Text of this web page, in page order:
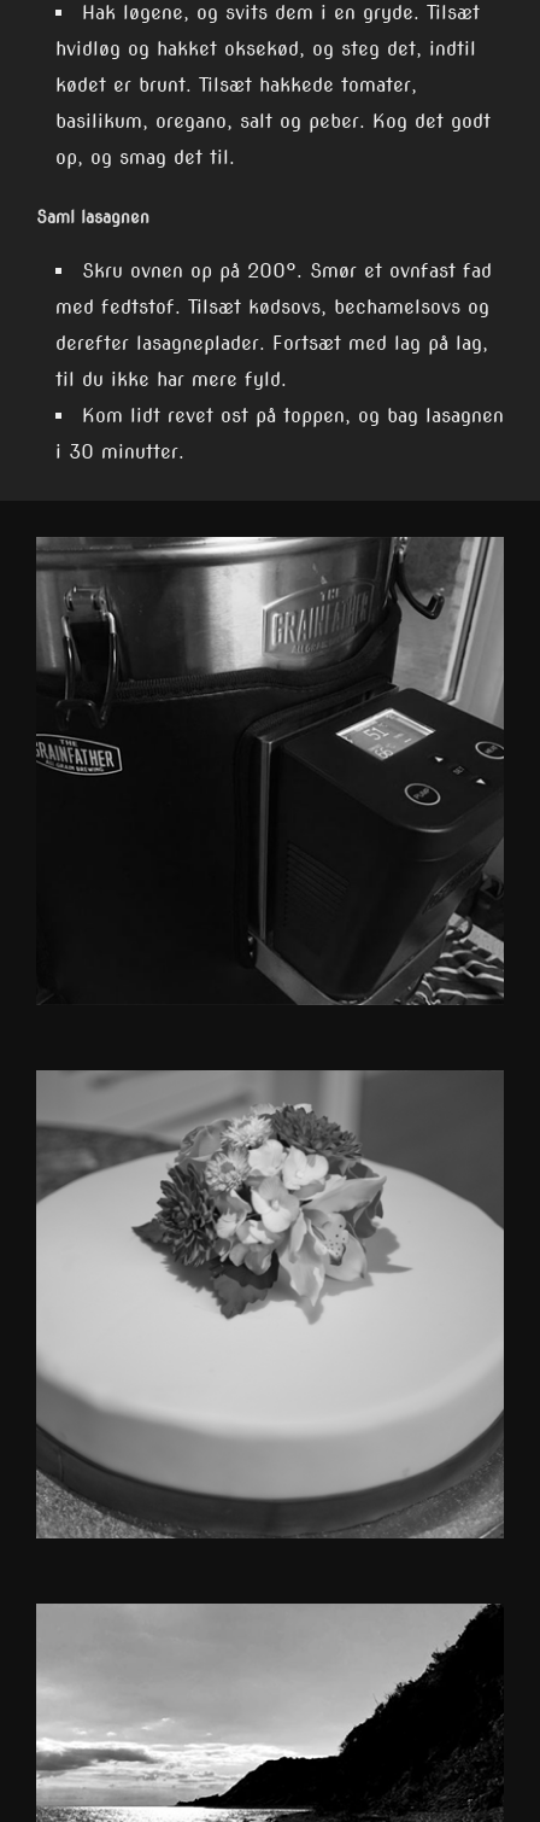
Hak løgene, og svits dem i en gryde. Tilsæt
hvidløg og hakket oksekød, og steg det, indtil
kødet er brunt. Tilsæt hakkede tomater,
basilikum, oregano, salt og peber. Kog det godt
op, og smag det til.
Saml lasagnen
Skru ovnen op på 200°. Smør et ovnfast fad
med fedtstof. Tilsæt kødsovs, bechamelsovs og
derefter lasagneplader. Fortsæt med lag på lag,
til du ikke har mere fyld.
Kom lidt revet ost på toppen, og bag lasagnen
i 30 minutter.